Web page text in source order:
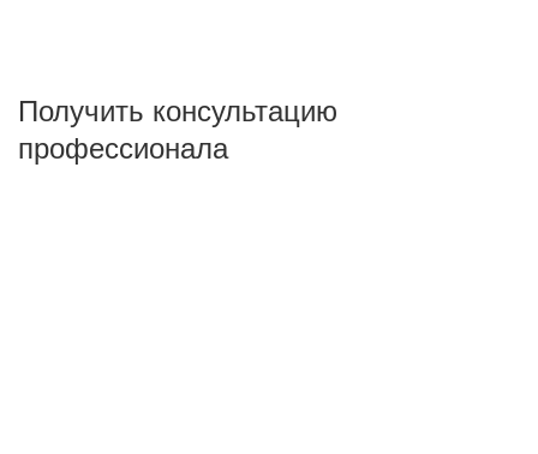
Получить консультацию
профессионала